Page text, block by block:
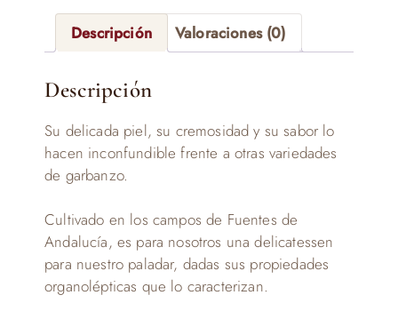
Descripción Valoraciones (0)
Descripción
Su delicada piel, su cremosidad y su sabor lo
hacen inconfundible frente a otras variedades
de garbanzo.
Cultivado en los campos de Fuentes de
Andalucía, es para nosotros una delicatessen
para nuestro paladar, dadas sus propiedades
organolépticas que lo caracterizan.